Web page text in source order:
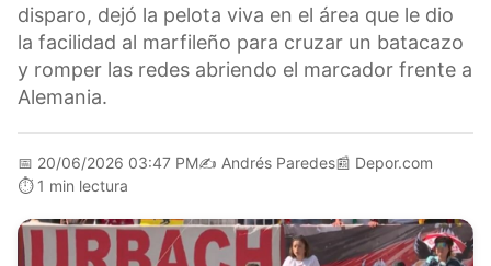
disparo, dejó la pelota viva en el área que le dio
la facilidad al marfileño para cruzar un batacazo
y romper las redes abriendo el marcador frente a
Alemania.
📅 20/06/2026 03:47 PM✍️ Andrés Paredes📰 Depor.com
⏱️ 1 min lectura